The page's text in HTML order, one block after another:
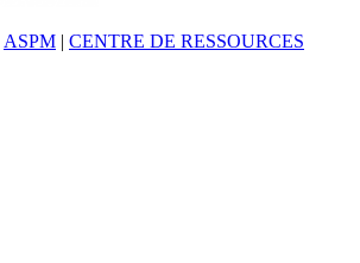
ASPM | CENTRE DE RESSOURCES